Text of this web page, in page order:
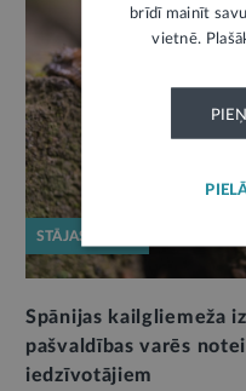
STĀJAS SPĒKĀ
Spānijas kailgliemeža
pašvaldības varēs
iedzīvotājiem
brīdī mainīt
vietnē.